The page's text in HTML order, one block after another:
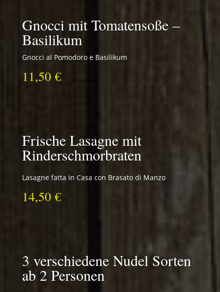
Gnocci mit Tomatensoße –
Basilikum
Gnocci al Pomodoro e Basilikum
11,50 €
Frische Lasagne mit
Rinderschmorbraten
Lasagne fatta in Casa con Brasato di Manzo
14,50 €
3 verschiedene Nudel Sorten
ab 2 Personen